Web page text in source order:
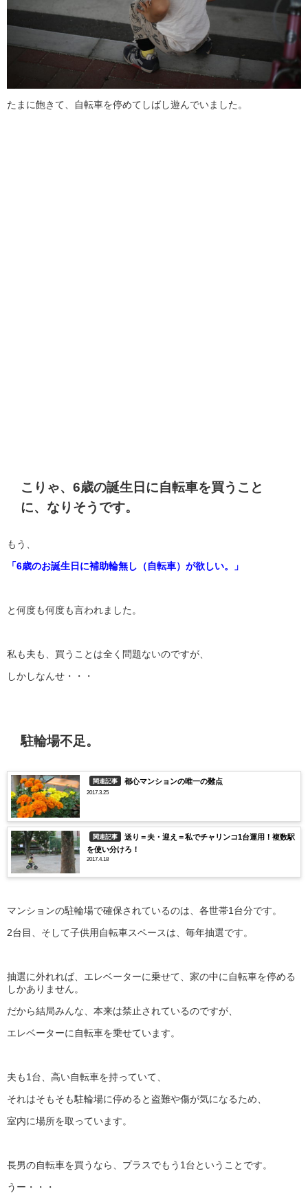
たまに飽きて、自転車を停めてしばし遊んでいました。
こりゃ、6歳の誕生日に自転車を買うこと
に、なりそうです。
もう、
「6歳のお誕生日に補助輪無し（自転車）が欲しい。」
と何度も何度も言われました。
私も夫も、買うことは全く問題ないのですが、
しかしなんせ・・・
駐輪場不足。
関連記事 都心マンションの唯一の難点
2017.3.25
関連記事
送り＝夫・迎え＝私でチャリンコ1台運用！複数駅
を使い分けろ！
2017.4.18
マンションの駐輪場で確保されているのは、各世帯1台分です。
2台目、そして子供用自転車スペースは、毎年抽選です。
抽選に外れれば、エレベーターに乗せて、家の中に自転車を停める
しかありません。
だから結局みんな、本来は禁止されているのですが、
エレベーターに自転車を乗せています。
夫も1台、高い自転車を持っていて、
それはそもそも駐輪場に停めると盗難や傷が気になるため、
室内に場所を取っています。
長男の自転車を買うなら、プラスでもう1台ということです。
うー・・・